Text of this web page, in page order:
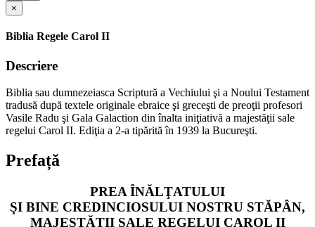
×
Biblia Regele Carol II
Descriere
Biblia sau dumnezeiasca Scriptură a Vechiului şi a Noului Testament
tradusă după textele originale ebraice şi greceşti de preoţii profesori
Vasile Radu şi Gala Galaction din înalta iniţiativă a majestăţii sale
regelui Carol II. Ediţia a 2-a tipărită în 1939 la Bucureşti.
Prefață
PREA ÎNĂLŢATULUI
ŞI BINE CREDINCIOSULUI NOSTRU STĂPÂN,
MAJESTĂŢII SALE REGELUI CAROL II